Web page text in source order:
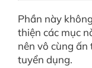
Phần này
thiện các mục
nên vô cùng
tuyển dụng.